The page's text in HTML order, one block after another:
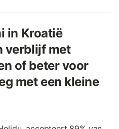
in Kroatië
verblijf met
of beter voor
met een kleine